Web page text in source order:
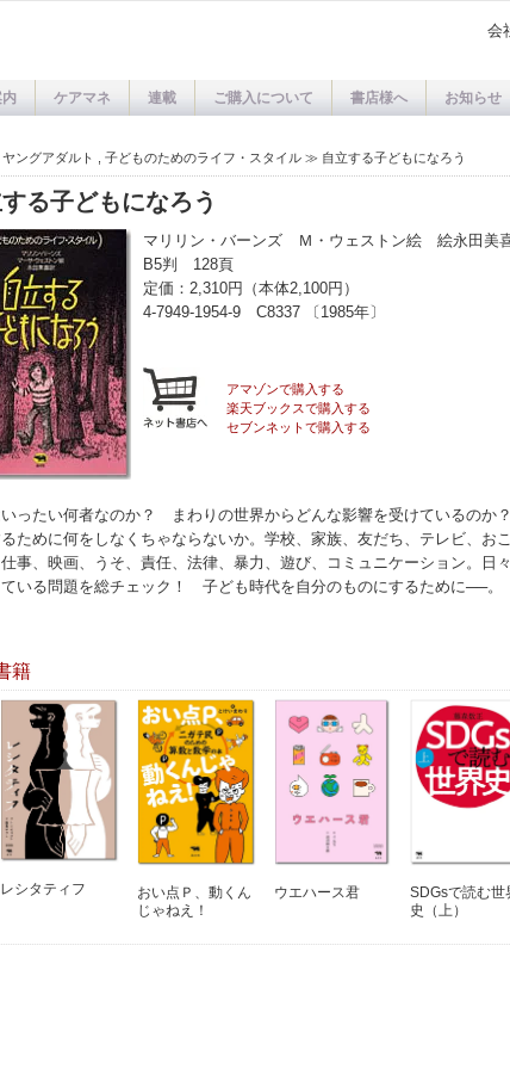
会
ケアマネ 連載 ご購入について 書店様へ お知らせ
ヤングアダルト 子どものためのライフ・スタイル ≫ 自立する子どもになろう
る子どもになろう
マリリン・バーンズ Ｍ・ウェストン絵 絵永田美
B5判 128頁
定価：2,310円（本体2,100円）
4-7949-1954-9 C8337 〔1985年〕
アマゾンで購入する
楽天ブックスで購入する
セブンネットで購入する
いったい何者なのか？ まわりの世界からどんな影響を受けているのか
ために何をしなくちゃならないか。学校、家族、友だち、テレビ、おこ
事、映画、うそ、責任、法律、暴力、遊び、コミュニケーション。日
いる問題を総チェック！ 子ども時代を自分のものにするために──。
籍
レシタティフ
おい点Ｐ、動くん
じゃねえ！
ウエハース君
SDGsで読む世
史（上）